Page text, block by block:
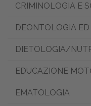
CRIMINOLOGIA E
DEONTOLOGIA
DIETOLOGIA/
EDUCAZIONE
EMATOLOGIA